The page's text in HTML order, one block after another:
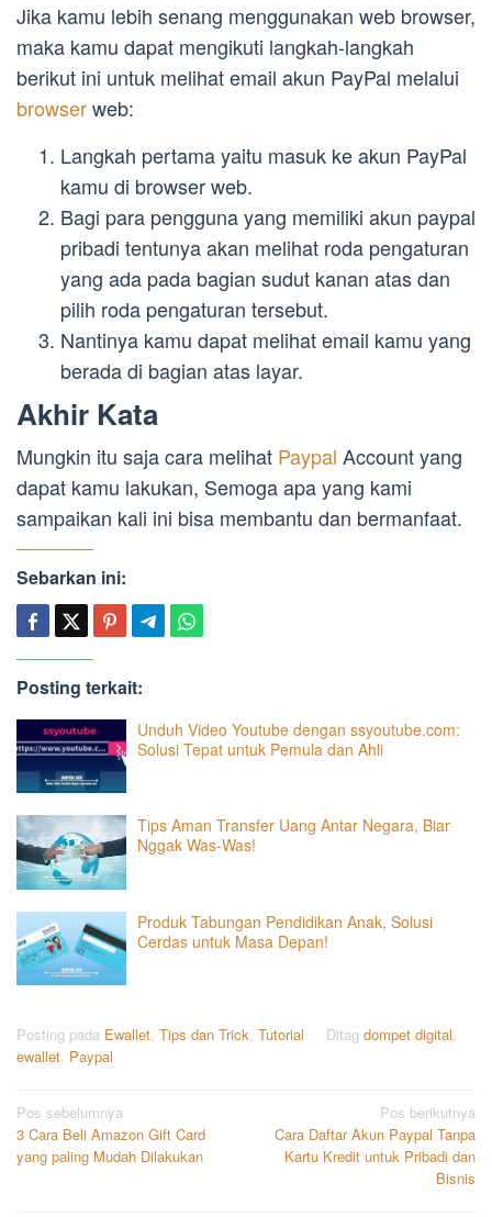
Jika kamu lebih senang menggunakan web browser,
maka kamu dapat mengikuti langkah-langkah
berikut ini untuk melihat email akun PayPal melalui
browserweb:
Langkah pertama yaitu masuk ke akun PayPal
kamu di browser web.
Bagi para pengguna yang memiliki akun paypal
pribadi tentunya akan melihat roda pengaturan
yang ada pada bagian sudut kanan atas dan
pilih roda pengaturan tersebut.
Nantinya kamu dapat melihat email kamu yang
berada di bagian atas layar.
Akhir Kata
Mungkin itu saja cara melihat Paypal Account yang
dapat kamu lakukan, Semoga apa yang kami
sampaikan kali ini bisa membantu dan bermanfaat.
Sebarkan ini:
Posting terkait:
Unduh Video Youtube dengan ssyoutube.com:
Solusi Tepat untuk Pemula dan Ahli
Tips Aman Transfer Uang Antar Negara, Biar
Nggak Was-Was!
Produk Tabungan Pendidikan Anak, Solusi
Cerdas untuk Masa Depan!
Posting pada Ewallet, Tips dan Trick, Tutorial Ditag dompet digital,
ewallet, Paypal
Navigasi
pos
Pos sebelumnya
3 Cara Beli Amazon Gift Card
yang paling Mudah Dilakukan
Pos berikutnya
Cara Daftar Akun Paypal Tanpa
Kartu Kredit untuk Pribadi dan
Bisnis